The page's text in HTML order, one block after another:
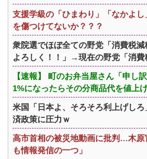
支援学級の「ひまわり」「なかよ
を傷つけてないか？？？
衆院選でほぼ全ての野党「消費税
よろしく！！」→現在の野党「消費
【速報】 町のお弁当屋さん「申し
1%になったらその分商品代を値上
米国「日本よ、そろそろ利上げし
済政策に圧力ｗ
高市首相の被災地動画に批判…木原
も情報発信の一つ」